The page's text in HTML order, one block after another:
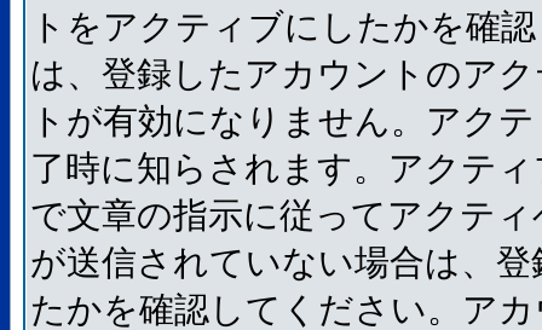
トをアクティブにしたかを確
は、登録したアカウントのア
トが有効になりません。アク
了時に知らされます。アクテ
で文章の指示に従ってアクテ
が送信されていない場合は、
たかを確認してください。ア